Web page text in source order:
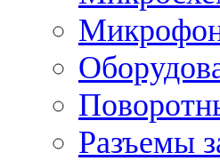
Разъемы